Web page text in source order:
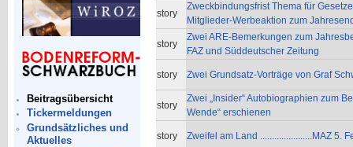
Beitragsübersicht
Tickermeldungen
Grundsätzliches und
Aktuelles
story
Zweckbindungsfrist Thema für
Mitglieder-Werbeaktion zum
story
Zwei ARE-Bemerkungen zum
FAZ und Süddeutscher Zeitung
story Zwei Grundsatz-Vorträge von Graf
story
Zwei „Insider“ Autobiographien zum
Wende“ erschienen
story Zweifel am Land ......................MAZ 5.